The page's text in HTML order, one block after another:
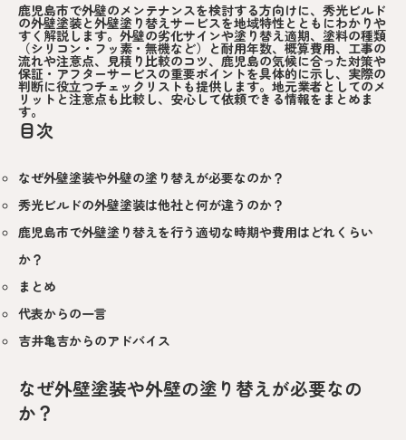
鹿児島市で外壁のメンテナンスを検討する方向けに、秀光ビルド
の外壁塗装と外壁塗り替えサービスを地域特性とともにわかりや
すく解説します。外壁の劣化サインや塗り替え適期、塗料の種類
（シリコン・フッ素・無機など）と耐用年数、概算費用、工事の
流れや注意点、見積り比較のコツ、鹿児島の気候に合った対策や
保証・アフターサービスの重要ポイントを具体的に示し、実際の
判断に役立つチェックリストも提供します。地元業者としてのメ
リットと注意点も比較し、安心して依頼できる情報をまとめま
す。
目次
なぜ外壁塗装や外壁の塗り替えが必要なのか？
秀光ビルドの外壁塗装は他社と何が違うのか？
鹿児島市で外壁塗り替えを行う適切な時期や費用はどれくらい
か？
まとめ
代表からの一言
吉井亀吉からのアドバイス
なぜ外壁塗装や外壁の塗り替えが必要なの
か？